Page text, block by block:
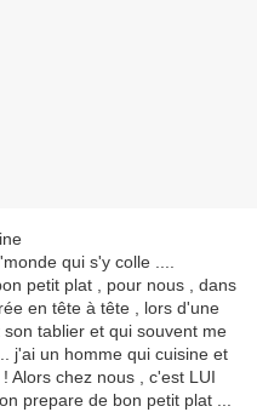
qui s'y colle ....
petit plat , pour nous , dans
en tête à tête , lors d'une
tablier et qui souvent me
j'ai un homme qui cuisine et
Alors chez nous , c'est LUI
prepare de bon petit plat ...